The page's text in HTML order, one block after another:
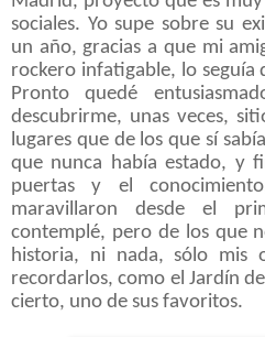
sociales. Yo supe sobre su
un año, gracias a que mi
rockero infatigable, lo seguía
Pronto quedé
descubrirme, unas veces,
lugares que de los que sí
que nunca había estado, y
puertas y el
maravillaron desde el
contemplé, pero de los que
historia, ni nada, sólo mis
recordarlos, como el Jardín
cierto, uno de sus favoritos.